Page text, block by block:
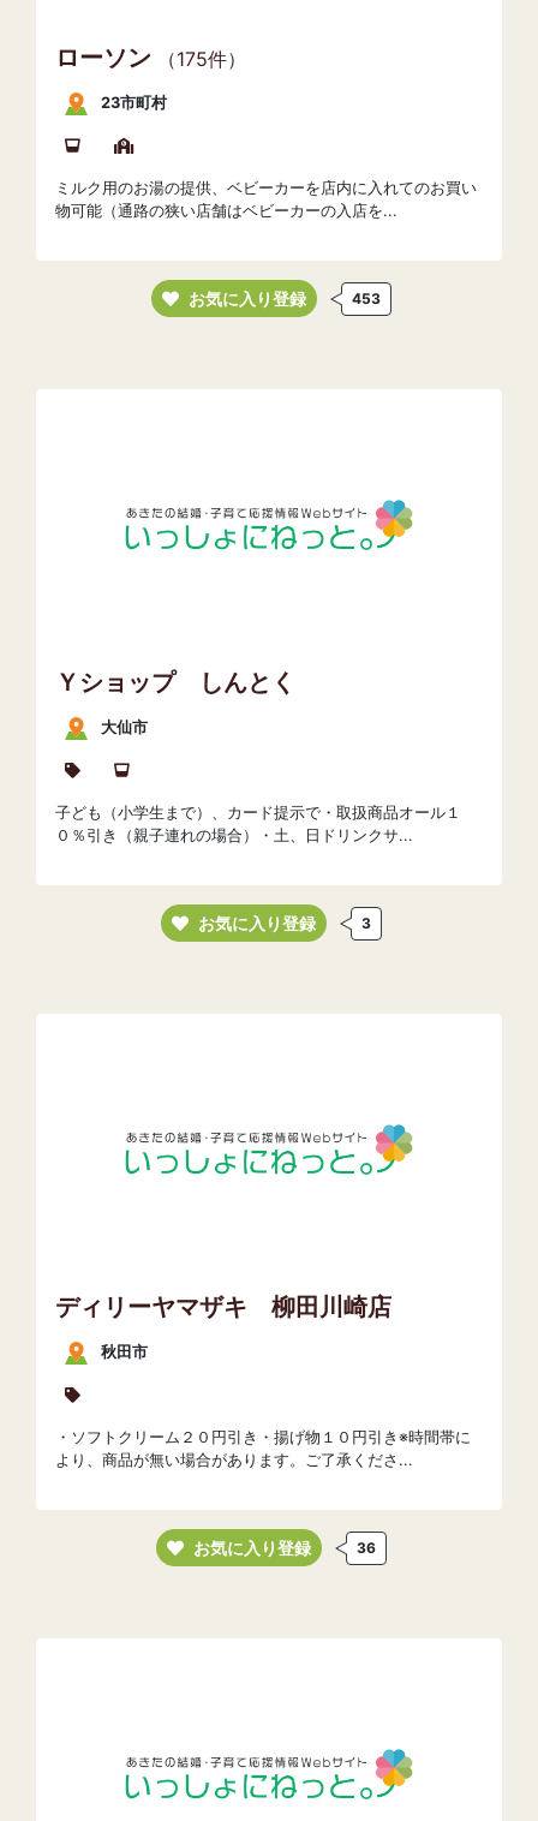
ローソン （175件）
23市町村
ミルク用のお湯の提供、ベビーカーを店内に入れてのお買い
物可能（通路の狭い店舗はベビーカーの入店を...
お気に入り登録 453
Ｙショップ しんとく
大仙市
子ども（小学生まで）、カード提示で・取扱商品オール１
０％引き（親子連れの場合）・土、日ドリンクサ...
お気に入り登録 3
ディリーヤマザキ 柳田川崎店
秋田市
・ソフトクリーム２０円引き・揚げ物１０円引き※時間帯に
より、商品が無い場合があります。ご了承くださ...
お気に入り登録 36